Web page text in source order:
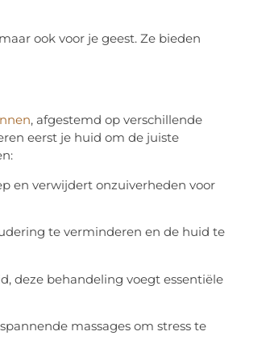
ook voor je geest. Ze bieden
, afgestemd op verschillende
eerst je huid om de juiste
en verwijdert onzuiverheden voor
te verminderen en de huid te
deze behandeling voegt essentiële
massages om stress te